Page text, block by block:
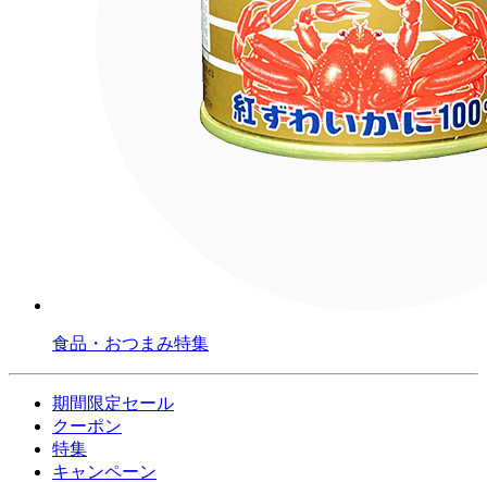
食品・おつまみ特集
期間限定セール
クーポン
特集
キャンペーン